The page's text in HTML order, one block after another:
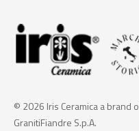
© 2026 Iris Ceramica a brand
GranitiFiandre S.p.A.